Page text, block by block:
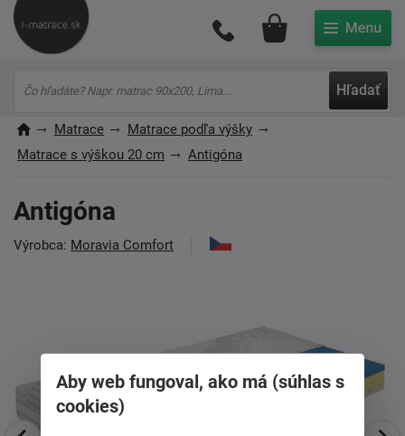
Hľadať
Môj účet
Matrace
Matrace podľa výšky
Matrace s výškou 20 cm
Antigóna
Antigóna
Výrobca: Moravia Comfort
Aby web fungoval, ako má (súhlas s
cookies)